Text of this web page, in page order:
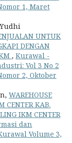
1, Maret
UNTUK
DENGAN
, Kurawal -
Vol 3 No 2
2, Oktober
WAREHOUSE
CENTER KAB.
IKM CENTER
dan
Volume 3,